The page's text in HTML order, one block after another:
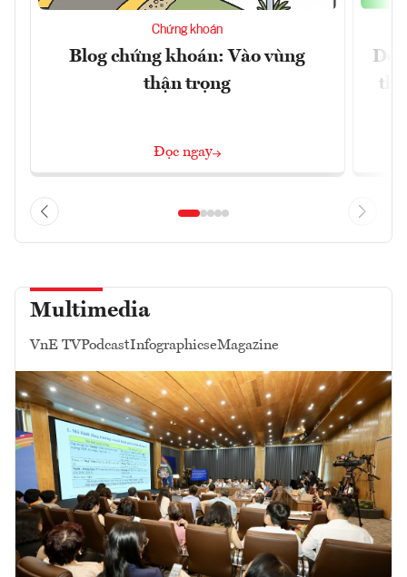
Chứng khoán
Blog chứng khoán: Vào vùng
thận trọng
Đọc ngay
thị
Multimedia
VnE TVPodcastInfographicseMagazine